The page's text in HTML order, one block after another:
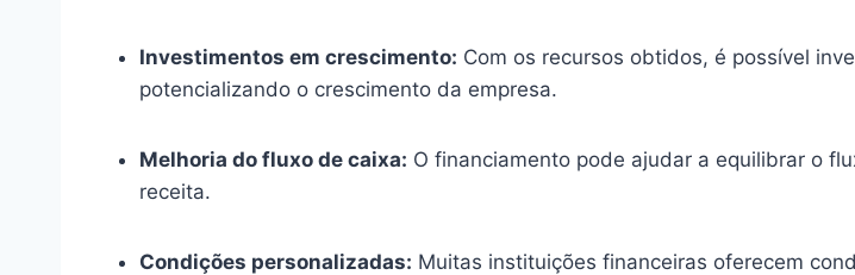
Investimentos em crescimento: Com os recursos obtidos, é possível
potencializando o crescimento da empresa.
Melhoria do fluxo de caixa: O financiamento pode ajudar a equilibrar o
receita.
Condições personalizadas: Muitas instituições financeiras oferecem